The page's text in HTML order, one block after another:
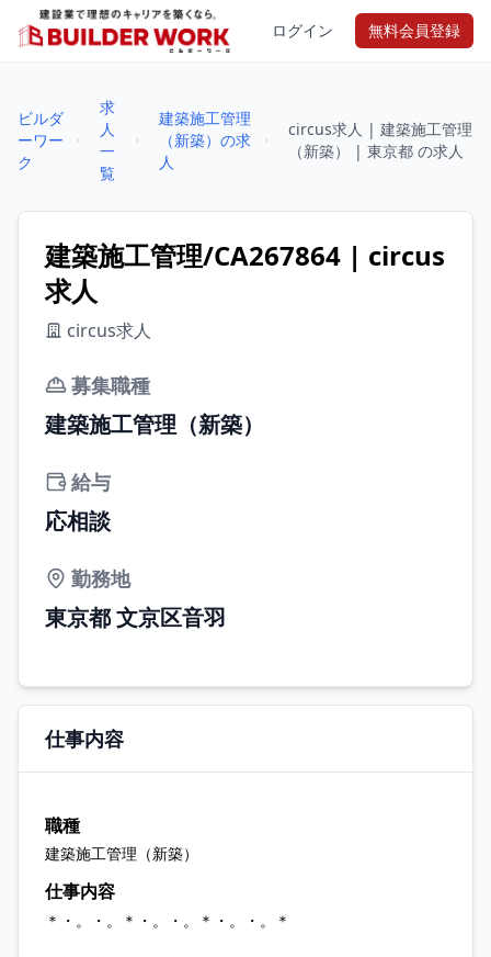
ログイン 無料会員登録
ビルダ
ーワー
ク
求
人
一
覧
建築施工管理
（新築）の求
人
circus求人 | 建築施工管理
（新築） | 東京都 の求人
建築施工管理/CA267864 | circus
求人
circus求人
募集職種
建築施工管理（新築）
給与
応相談
勤務地
東京都 文京区音羽
仕事内容
職種
建築施工管理（新築）
仕事内容
＊・。・。＊・。・。＊・。・。＊